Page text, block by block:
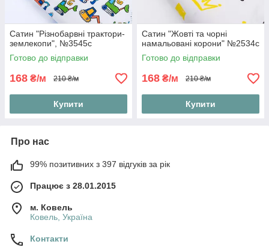
Сатин "Різнобарвні трактори-
землекопи", №3545с
Готово до відправки
168 ₴/м 210 ₴/м
Купити
Сатин "Жовті та чорні
намальовані корони" №2534с
Готово до відправки
168 ₴/м 210 ₴/м
Купити
Про нас
99% позитивних з 397 відгуків за рік
Працює з 28.01.2015
м. Ковель
Ковель, Україна
Контакти